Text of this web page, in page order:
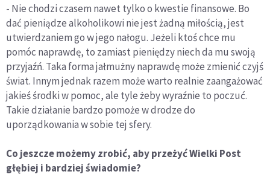
- Nie chodzi czasem nawet tylko o kwestie finansowe. Bo
dać pieniądze alkoholikowi nie jest żadną miłością, jest
utwierdzaniem go w jego nałogu. Jeżeli ktoś chce mu
pomóc naprawdę, to zamiast pieniędzy niech da mu swoją
przyjaźń. Taka forma jałmużny naprawdę może zmienić czyjś
świat. Innym jednak razem może warto realnie zaangażować
jakieś środki w pomoc, ale tyle żeby wyraźnie to poczuć.
Takie działanie bardzo pomoże w drodze do
uporządkowania w sobie tej sfery.
Co jeszcze możemy zrobić, aby przeżyć Wielki Post
głębiej i bardziej świadomie?